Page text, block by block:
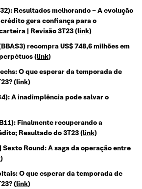
Resultados melhorando – A evolução
gera confiança para o
| Revisão 3T23 (link)
recompra US$ 748,6 milhões em
(link)
O que esperar da temporada de
(link)
A inadimplência pode salvar o
Finalmente recuperando a
Resultado do 3T23 (link)
Sexto Round: A saga da operação entre
)
O que esperar da temporada de
(link)